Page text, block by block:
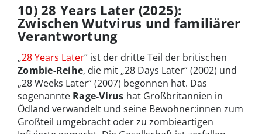
10) 28 Years Later (2025):
Zwischen Wutvirus und familiärer
Verantwortung
„28 Years Later“ ist der dritte Teil der britischen
Zombie-Reihe, die mit „28 Days Later“ (2002) und
„28 Weeks Later“ (2007) begonnen hat. Das
sogenannte Rage-Virus hat Großbritannien in
Ödland verwandelt und seine Bewohner:innen zum
Großteil umgebracht oder zu zombieartigen